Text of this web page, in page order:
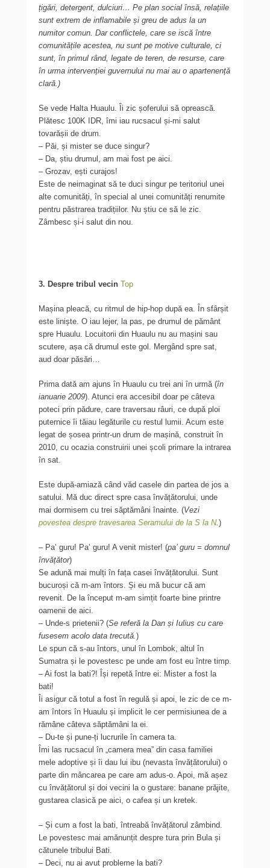
țigări, detergent, dulciuri… Pe plan social însă, relațiile
sunt extrem de inflamabile și greu de adus la un
numitor comun. Dar conflictele, care se iscă între
comunitățile acestea, nu sunt pe motive culturale, ci
sunt, în primul rând, legate de teren, de resurse, care
în urma intervenției guvernului nu mai au o apartenență
clară.)
Se vede Halta Huaulu. Îi zic șoferului să oprească.
Plătesc 100K IDR, îmi iau rucsacul și-mi salut
tovarășii de drum.
– Păi, și mister se duce singur?
– Da, știu drumul, am mai fost pe aici.
– Grozav, ești curajos!
Este de neimaginat să te duci singur pe teritoriul unei
alte comunități, în special al unei comunități renumite
pentru păstrarea tradițiilor. Nu știu ce să le zic.
Zâmbesc și-i salut din nou.
3. Despre tribul vecin Top
Mașina pleacă, cu ritmul de hip-hop după ea. În sfârșit
este liniște. O iau lejer, la pas, pe drumul de pământ
spre Huaulu. Locuitorii din Huaulu nu au mașini sau
scutere, așa că drumul este gol. Mergând spre sat,
aud doar păsări…
Prima dată am ajuns în Huaulu cu trei ani în urmă (în
ianuarie 2009). Atunci era accesibil doar pe câteva
poteci prin pădure, care traversau râuri, ce după ploi
puternice îi tăiau legăturile cu restul lumii. Acum este
legat de șosea printr-un drum de mașină, construit în
2010, cu ocazia construirii unei școli primare la intrarea
în sat.
Este după-amiază când văd casele din partea de jos a
satului. Mă duc direct spre casa învățătorului, unde
mai dormisem cu trei săptămâni înainte. (Vezi
povestea despre travesarea Seramului de la S la N.)
– Pa’ guru! Pa’ guru! A venit mister! (pa’ guru = domnul
învățător)
Se adună mai mulți în fața casei învățătorului. Sunt
bucuroși că m-am întors. Și eu mă bucur că am
revenit. De la început m-am simțit foarte bine printre
oamenii de aici.
– Unde-s prietenii? (Se referă la Dan și Iulius cu care
fusesem acolo data trecută.)
Le spun că s-au întors, unul în Lombok, altul în
Sumatra și le povestesc pe unde am fost eu între timp.
– Ai fost la bati?! Își repetă între ei: Mister a fost la
bati!
Îi asigur că totul a fost în regulă și apoi, le zic de ce m-
am întors în Huaulu și implicit le cer permisiunea de a
rămâne câteva săptămâni la ei.
– Du-te și pune-ți lucrurile în camera ta.
Îmi las rucsacul în „camera mea” din casa familiei
mele adoptive și îi dau lui ibu (nevasta învățătorului) o
parte din mâncarea pe care am adus-o. Apoi, mă așez
cu învățătorul și doi vecini la o gustare: banane prăjite,
gustarea clasică pe aici, o cafea și un kretek.
– Și cum a fost la bati, întreabă învățătorul zâmbind.
Le povestesc mai amănunțit despre tura prin Bula și
cătunele tribului Bati.
– Deci, nu ai avut probleme la bati?